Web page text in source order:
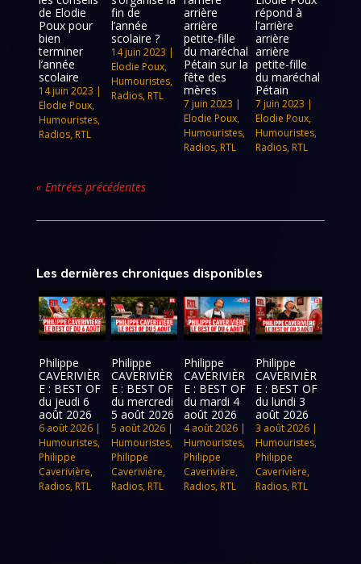
de Elodie
Poux pour
bien
terminer
l’année
scolaire
14 juin 2023 |
Elodie Poux,
Humouristes,
Radios, RTL
fin de
l’année
scolaire ?
14 juin 2023 |
Elodie Poux,
Humouristes,
Radios, RTL
arrière
arrière
petite-fille
du maréchal
Pétain sur la
fête des
mères
7 juin 2023 |
Elodie Poux,
Humouristes,
Radios, RTL
répond à
l’arrière
arrière
arrière
petite-fille
du maréchal
Pétain
7 juin 2023 |
Elodie Poux,
Humouristes,
Radios, RTL
« Entrées précédentes
Les dernières chroniques disponibles
Philippe
CAVERIVIÈR
E : BEST OF
du jeudi 6
août 2026
6 août 2026 |
Humouristes,
Philippe
Caverivière,
Radios, RTL
Philippe
CAVERIVIÈR
E : BEST OF
du mercredi
5 août 2026
5 août 2026|
Humouristes,
Philippe
Caverivière,
Radios, RTL
Philippe
CAVERIVIÈR
E : BEST OF
du mardi 4
août 2026
4 août 2026|
Humouristes,
Philippe
Caverivière,
Radios, RTL
Philippe
CAVERIVIÈR
E : BEST OF
du lundi 3
août 2026
3 août 2026 |
Humouristes,
Philippe
Caverivière,
Radios, RTL